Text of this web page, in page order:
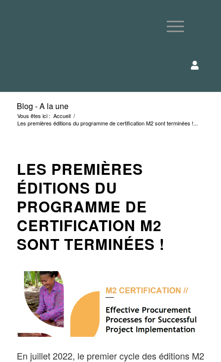
Blog - A la une
Vous êtes ici : Accueil /
Les premières éditions du programme de certification M2 sont terminées !...
LES PREMIÈRES
ÉDITIONS DU
PROGRAMME DE
CERTIFICATION M2
SONT TERMINÉES !
En juillet 2022, le premier cycle des éditions M2